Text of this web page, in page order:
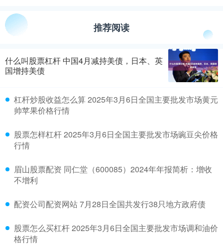
推荐阅读
什么叫股票杠杆 中国4月减持美债，日本、英
国增持美债
杠杆炒股收益怎么算 2025年3月6日全国主要批发市场黄元
帅苹果价格行情
股票怎样杠杆 2025年3月6日全国主要批发市场豌豆尖价格
行情
眉山股票配资 同仁堂（600085）2024年年报简析：增收
不增利
配资公司配资网站 7月28日全国共发行38只地方政府债
股票怎么买杠杆 2025年3月6日全国主要批发市场调和油价
格行情